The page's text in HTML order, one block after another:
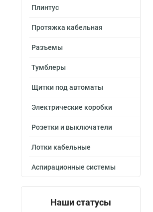
Плинтус
Протяжка кабельная
Разъемы
Тумблеры
Щитки под автоматы
Электрические коробки
Розетки и выключатели
Лотки кабельные
Аспирационные системы
Наши статусы